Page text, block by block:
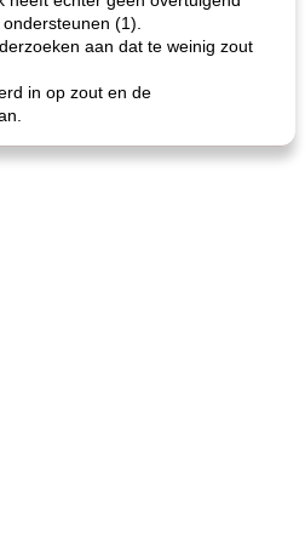
(1).
aan dat te weinig zout
in op zout en de